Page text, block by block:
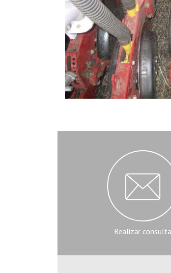
Realizar consulta